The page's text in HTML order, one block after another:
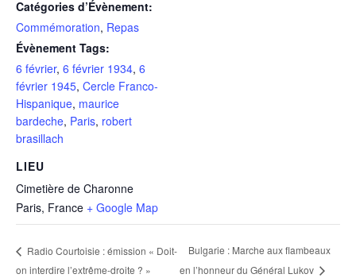
Catégories d’Évènement:
Commémoration, Repas
Évènement Tags:
6 février, 6 février 1934, 6
février 1945, Cercle Franco-
Hispanique, maurice
bardeche, Paris, robert
brasillach
LIEU
Cimetière de Charonne
Paris, France + Google Map
Radio Courtoisie : émission « Doit-
on interdire l’extrême-droite ? »
Bulgarie : Marche aux flambeaux
en l’honneur du Général Lukov